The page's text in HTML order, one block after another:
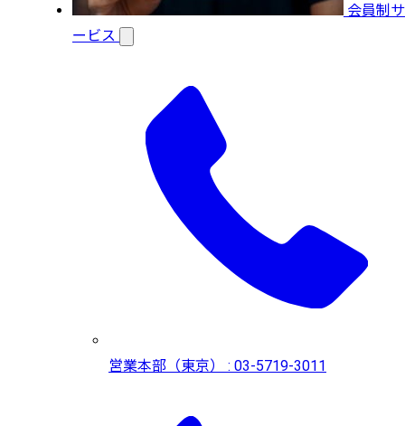
会員制サ
ービス
営業本部（東京） : 03-5719-3011